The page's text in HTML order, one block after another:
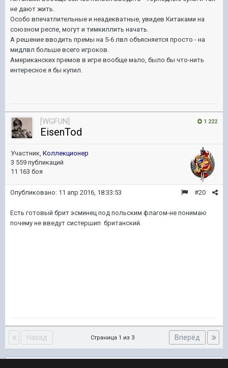
не дают жить.
Особо впечатлительные и неадекватные, увидев Китаками на
союзном респе, могут и тимкиллить начать.
А решение вводить премы на 5-6 лвл объясняется просто - на
мидлвл больше всего игроков.
Американских премов в игре вообще мало, было бы что-нить
интересное я бы купил.
1 222
[WGFUN]
EisenTod
Участник, Коллекционер
3 559 публикаций
11 163 боя
#20
Опубликовано: 11 апр 2016, 18:33:53
Есть готовый брит эсминец под польским флагом-не понимаю
почему не введут систершип британский.
Назад Вперёд
Страница 1 из 3